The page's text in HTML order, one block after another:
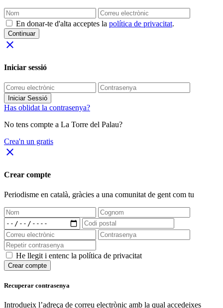
En donar-te d'alta acceptes la política de privacitat.
Continuar
close
Iniciar sessió
Iniciar Sessió
Has oblidat la contrasenya?
No tens compte a La Torre del Palau?
Crea'n un gratis
close
Crear compte
Periodisme en català, gràcies a una comunitat de gent com tu
He llegit i entenc la política de privacitat
Crear compte
Recuperar contrasenya
Introdueix l’adreça de correu electrònic amb la qual accedeixes